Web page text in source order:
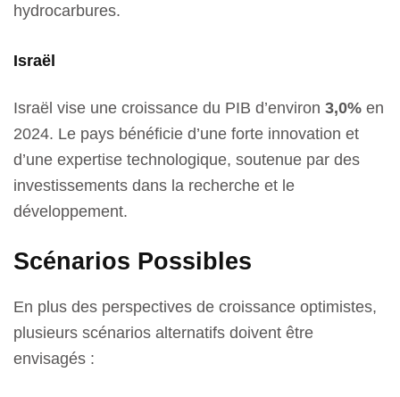
hydrocarbures.
Israël
Israël vise une croissance du PIB d’environ 3,0% en
2024. Le pays bénéficie d’une forte innovation et
d’une expertise technologique, soutenue par des
investissements dans la recherche et le
développement.
Scénarios Possibles
En plus des perspectives de croissance optimistes,
plusieurs scénarios alternatifs doivent être
envisagés :